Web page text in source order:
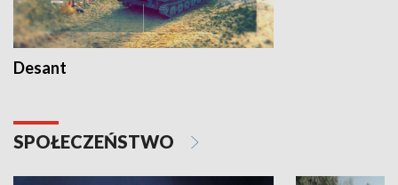
Desant
SPOŁECZEŃSTWO